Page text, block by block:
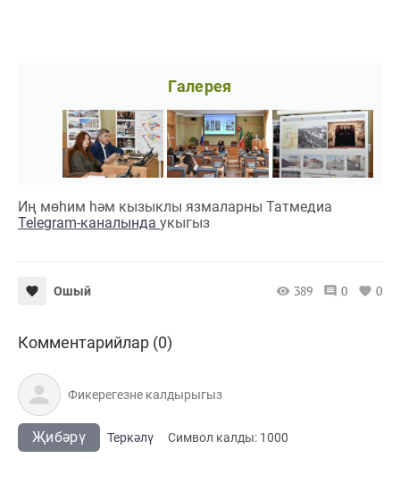
Галерея
Иң мөһим һәм кызыклы язмаларны Татмедиа
Telegram-каналында укыгыз
Ошый 389 0 0
Комментарийлар (0)
Җибәрү Теркәлү Cимвол калды: 1000